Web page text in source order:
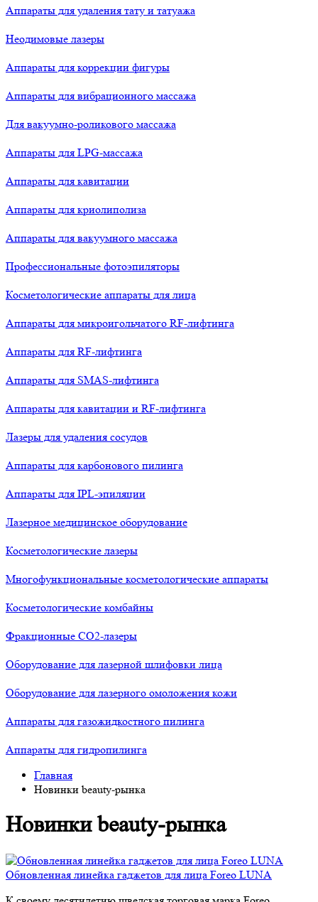
Аппараты для удаления тату и татуажа
Неодимовые лазеры
Аппараты для коррекции фигуры
Аппараты для вибрационного массажа
Для вакуумно-роликового массажа
Аппараты для LPG-массажа
Аппараты для кавитации
Аппараты для криолиполиза
Аппараты для вакуумного массажа
Профессиональные фотоэпиляторы
Косметологические аппараты для лица
Аппараты для микроигольчатого RF-лифтинга
Аппараты для RF-лифтинга
Аппараты для SMAS-лифтинга
Аппараты для кавитации и RF-лифтинга
Лазеры для удаления сосудов
Аппараты для карбонового пилинга
Аппараты для IPL-эпиляции
Лазерное медицинское оборудование
Косметологические лазеры
Многофункциональные косметологические аппараты
Косметологические комбайны
Фракционные СО2-лазеры
Оборудование для лазерной шлифовки лица
Оборудование для лазерного омоложения кожи
Аппараты для газожидкостного пилинга
Аппараты для гидропилинга
Главная
Новинки beauty-рынка
Новинки beauty-рынка
Обновленная линейка гаджетов для лица Foreo LUNA